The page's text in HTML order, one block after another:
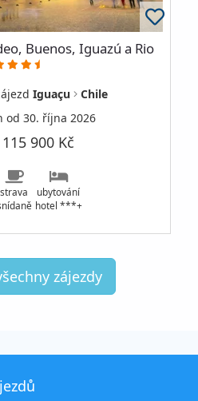
Buenos, Iguazú a Rio
Iguaçu
Chile
od 30. října 2026
115 900 Kč
strava
ubytování
hotel ***+
zájezdy